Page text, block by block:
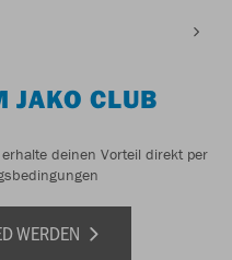
JAKO CLUB
deinen Vorteil direkt per
WERDEN